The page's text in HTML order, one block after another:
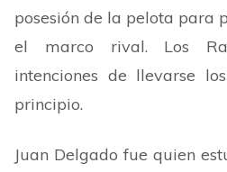
posesión de la pelota para
el marco rival. Los
intenciones de llevarse
principio.
Juan Delgado fue quien